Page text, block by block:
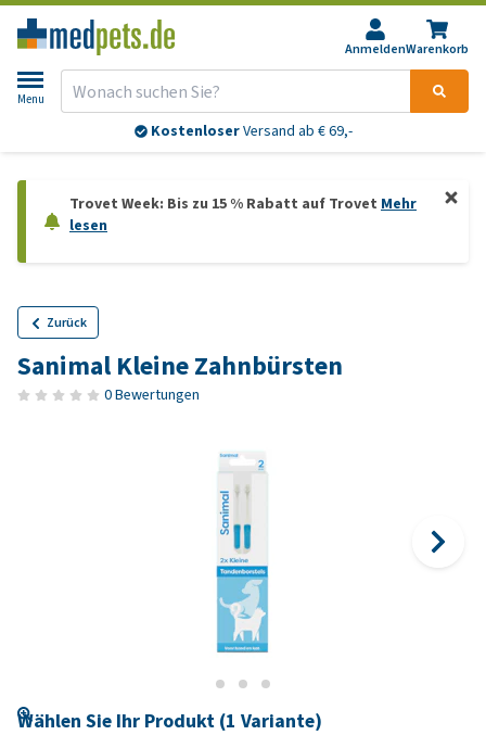
AnmeldenWarenkorb
Menu
KostenloserVersand ab € 69,-
Trovet Week: Bis zu 15 % Rabatt auf Trovet Mehr
lesen
Zurück
Sanimal Kleine Zahnbürsten
0 Bewertungen
Wählen Sie Ihr Produkt (1 Variante)